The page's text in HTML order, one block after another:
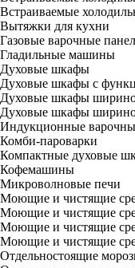
Встраиваемые
Вытяжки для кухни
Газовые варочные
Гладильные машины
Духовые шкафы
Духовые шкафы с
Духовые шкафы
Духовые шкафы
Индукционные
Комби-пароварки
Компактные духовые
Кофемашины
Микроволновые печи
Моющие и чистящие
Моющие и чистящие
Моющие и чистящие
Моющие и чистящие
Отдельностоящие